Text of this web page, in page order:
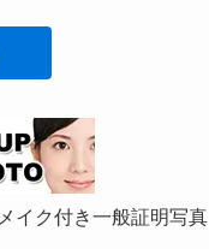
メイク付き一般証明写真